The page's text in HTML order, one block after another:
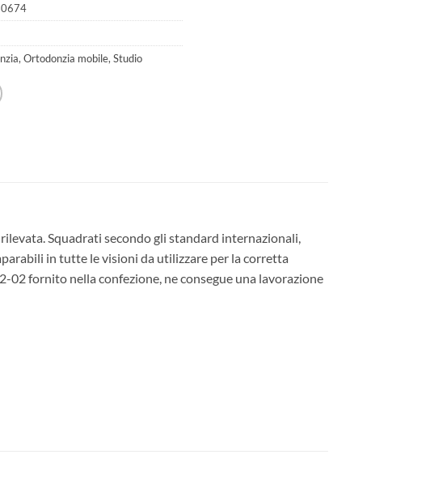
, Ortodonzia mobile, Studio
Squadrati secondo gli standard internazionali,
in tutte le visioni da utilizzare per la corretta
02 fornito nella confezione, ne consegue una lavorazione